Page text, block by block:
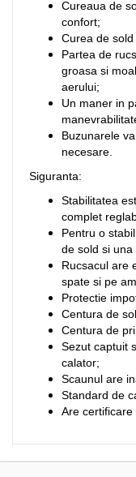
Cureaua de
confort;
Curea de
Partea de
groasa si
aerului;
Un maner in
Buzunarele
necesare.
Siguranta:
Stabilitatea
complet
Pentru o
de sold si una
Rucsacul are
spate si pe
Protectie
Centura de
Centura de
Sezut captuit
calator;
Scaunul are
Standard de
Are certificare